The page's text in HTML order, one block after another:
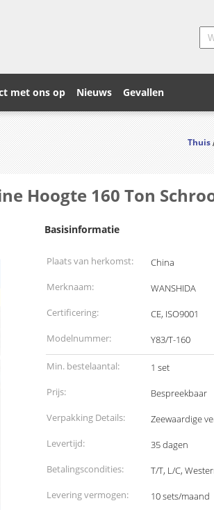
met ons op Nieuws Gevallen
Thuis
Hoogte 160 Ton
Basisinformatie
Plaats van herkomst:
China
Merknaam:
WANSHIDA
Certificering:
CE, ISO9001
Modelnummer:
Y83/T-160
Min. bestelaantal:
1 set
Prijs:
Bespreekbaar
Verpakking Details:
Zeewaardige
Levertijd:
35 dagen
Betalingscondities:
T/T, L/C,
Levering vermogen:
10 sets/maand